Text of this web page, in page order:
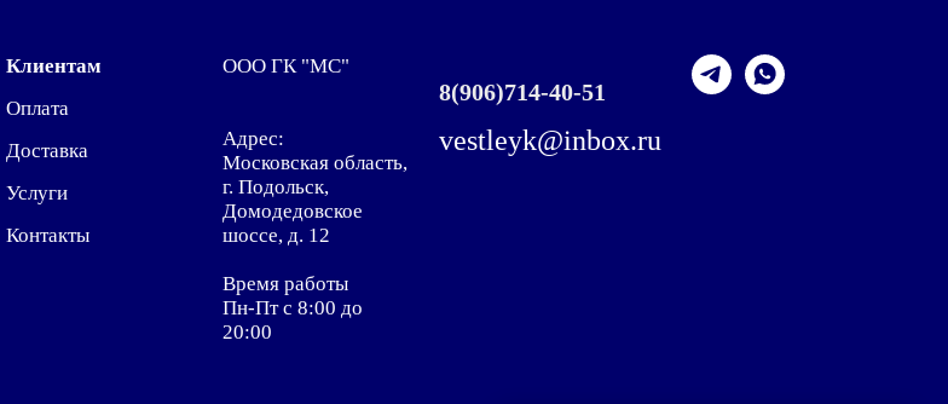
Клиентам
Оплата
Доставка
Услуги
Контакты
ООО ГК "МС"
Адрес:
Московская область,
г. Подольск,
Домодедовское
шоссе, д. 12
Время работы
Пн-Пт с 8:00 до
20:00
8(906)714-40-51
vestleyk@inbox.ru